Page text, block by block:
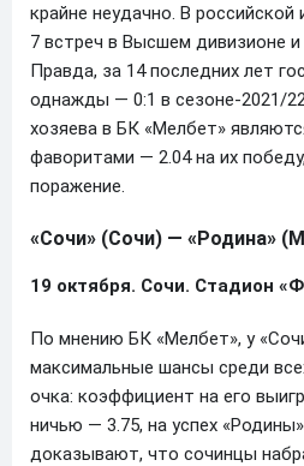
крайне неудачно. В российской
7 встреч в Высшем дивизионе и
Правда, за 14 последних лет
однажды — 0:1 в сезоне-2021/
хозяева в БК «Мелбет»
фаворитами — 2.04 на их
поражение.
«Сочи» (Сочи) — «Родина»
19 октября. Сочи. Стадион
По мнению БК «Мелбет», у
максимальные шансы среди
очка: коэффициент на его
ничью — 3.75, на успех
доказывают, что сочинцы